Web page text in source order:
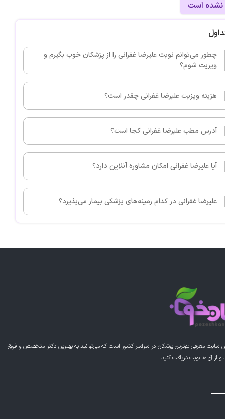
نشده است
چطور می‌توانم نوبت علیرضا غفرانی را از پزشکان خوب بگیرم و
ویزیت شوم؟
هزینه ویزیت علیرضا غفرانی چقدر است؟
آدرس مطب علیرضا غفرانی کجا است؟
آیا علیرضا غفرانی امکان مشاوره آنلاین دارد؟
علیرضا غفرانی در کدام زمینه‌های پزشکی بیمار می‌پذیرد؟
سایت معرفی بهترین پزشکان در سراسر کشور است که می‌توانید به بهترین دکتر متخصص و فوق
آن ها نوبت دریافت کنید